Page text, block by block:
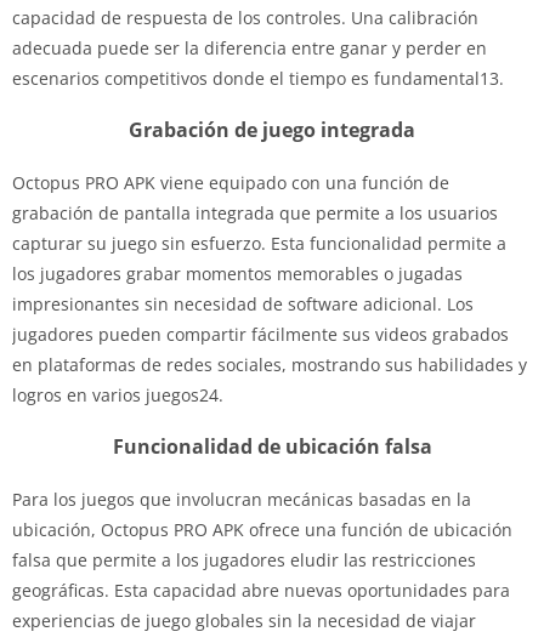
capacidad de respuesta de los controles. Una calibración
adecuada puede ser la diferencia entre ganar y perder en
escenarios competitivos donde el tiempo es fundamental13.
Grabación de juego integrada
Octopus PRO APK viene equipado con una función de
grabación de pantalla integrada que permite a los usuarios
capturar su juego sin esfuerzo. Esta funcionalidad permite a
los jugadores grabar momentos memorables o jugadas
impresionantes sin necesidad de software adicional. Los
jugadores pueden compartir fácilmente sus videos grabados
en plataformas de redes sociales, mostrando sus habilidades y
logros en varios juegos24.
Funcionalidad de ubicación falsa
Para los juegos que involucran mecánicas basadas en la
ubicación, Octopus PRO APK ofrece una función de ubicación
falsa que permite a los jugadores eludir las restricciones
geográficas. Esta capacidad abre nuevas oportunidades para
experiencias de juego globales sin la necesidad de viajar